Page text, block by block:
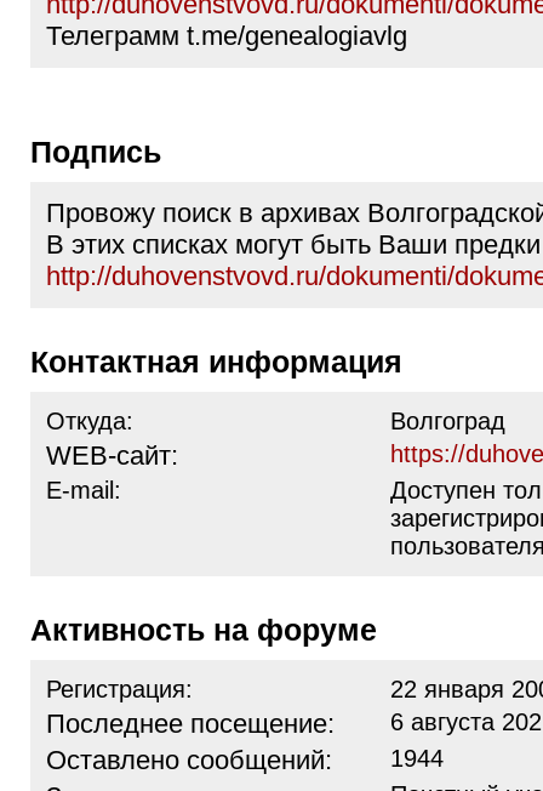
Телеграмм t.me/genealogiavlg
Подпись
Провожу поиск в архивах
В этих списках могут быть Ваши предки
http://duhovenstvovd.ru/dokumenti/
Контактная информация
Откуда: Волгоград
WEB-сайт:
https://
E-mail:
Доступен
Активность на форуме
Регистрация: 22 января
Последнее посещение: 6 августа
Оставлено сообщений: 1944